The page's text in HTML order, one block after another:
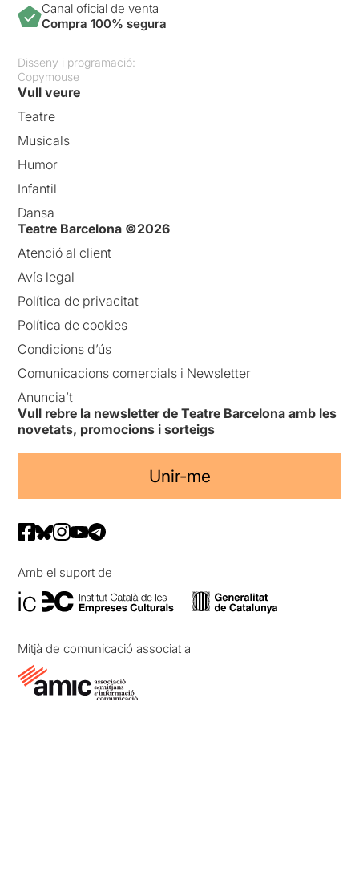
Canal oficial de venta
Compra 100% segura
Disseny i programació:
Copymouse
Vull veure
Teatre
Musicals
Humor
Infantil
Dansa
Teatre Barcelona ©2026
Atenció al client
Avís legal
Política de privacitat
Política de cookies
Condicions d’ús
Comunicacions comercials i Newsletter
Anuncia’t
Vull rebre la newsletter de Teatre Barcelona amb les
novetats, promocions i sorteigs
Unir-me
Amb el suport de
Mitjà de comunicació associat a